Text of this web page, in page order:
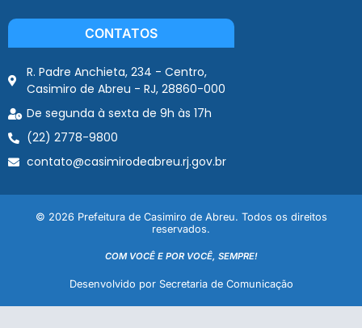
CONTATOS
R. Padre Anchieta, 234 - Centro,
Casimiro de Abreu - RJ, 28860-000
De segunda à sexta de 9h às 17h
(22) 2778-9800
contato@casimirodeabreu.rj.gov.br
© 2026 Prefeitura de Casimiro de Abreu. Todos os direitos
reservados.
COM VOCÊ E POR VOCÊ, SEMPRE!
Desenvolvido por Secretaria de Comunicação